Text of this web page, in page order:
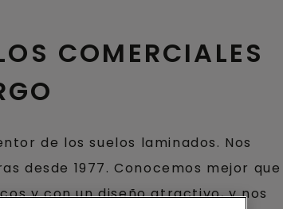
COMERCIALES
de los suelos laminados. Nos
desde 1977. Conocemos mejor que
y con un diseño atractivo, y nos